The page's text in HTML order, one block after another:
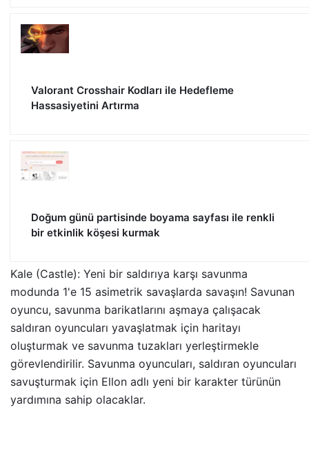
Valorant Crosshair Kodları ile Hedefleme
Hassasiyetini Artırma
Doğum günü partisinde boyama sayfası ile renkli
bir etkinlik köşesi kurmak
Kale (Castle): Yeni bir saldırıya karşı savunma
modunda 1'e 15 asimetrik savaşlarda savaşın! Savunan
oyuncu, savunma barikatlarını aşmaya çalışacak
saldıran oyuncuları yavaşlatmak için haritayı
oluşturmak ve savunma tuzakları yerleştirmekle
görevlendirilir. Savunma oyuncuları, saldıran oyuncuları
savuşturmak için Ellon adlı yeni bir karakter türünün
yardımına sahip olacaklar.